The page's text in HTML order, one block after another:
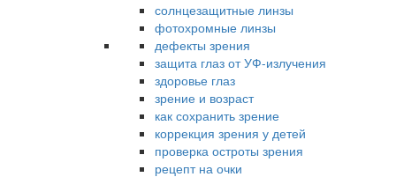
солнцезащитные линзы
фотохромные линзы
дефекты зрения
защита глаз от УФ-излучения
здоровье глаз
зрение и возраст
как сохранить зрение
коррекция зрения у детей
проверка остроты зрения
рецепт на очки